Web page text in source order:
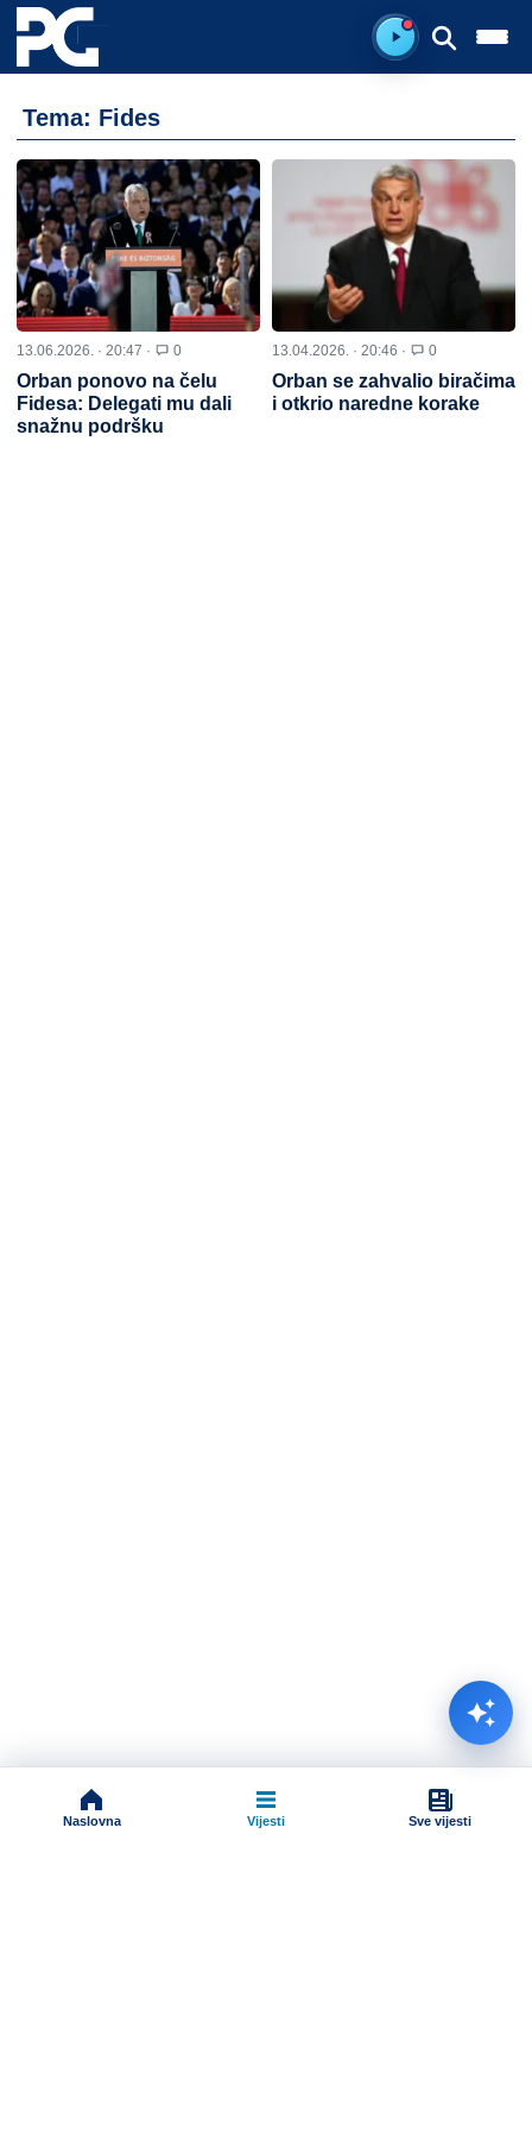
Spreman za
Tema: Fides
13.06.2026. · 20:47 · 0
Orban ponovo na čelu
Fidesa: Delegati mu dali
snažnu podršku
13.04.2026. · 20:46 · 0
Orban se zahvalio biračima
i otkrio naredne korake
Naslovna Vijesti Sve vijesti